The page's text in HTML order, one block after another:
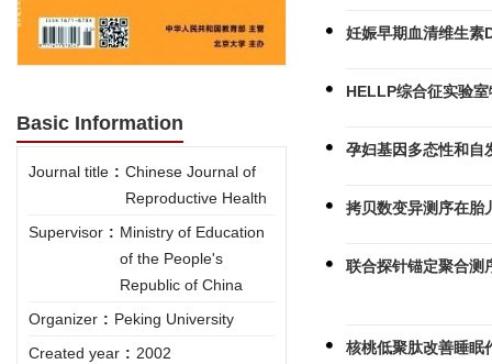
Basic Information
Journal title : Chinese Journal of
Reproductive Health
Supervisor : Ministry of Education
of the People's
Republic of China
Organizer : Peking University
Created year : 2002
妊娠早期血清维生素
HELLP综合征实验
孕妇基因多态性和自
拷贝数变异测序在胎
联合探针锚定聚合测
核桃低聚肽改善睡眠